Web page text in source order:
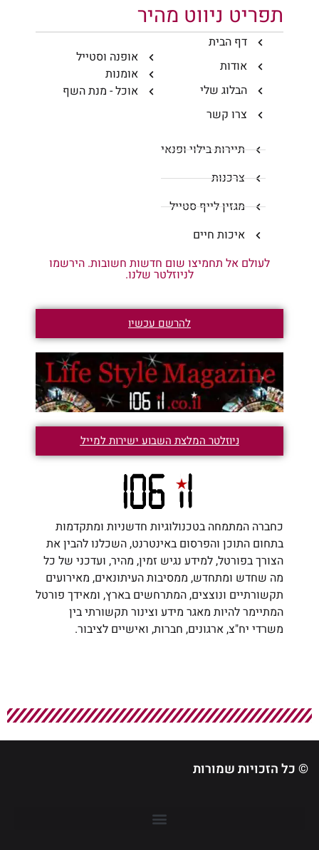
תפריט ניווט מהיר
דף הבית
אודות
הבלוג שלי
צרו קשר
אופנה וסטייל
אומנות
אוכל - מנת השף
תיירות בילוי ופנאי
צרכנות
מגזין לייף סטייל
איכות חיים
לעולם אל תחמיצו שום חדשות חשובות. הירשמו
לניוזלטר שלנו.
להרשם עכשיו
ניוזלטר המלצת השבוע ישירות למייל
כחברה המתמחה בטכנולוגיות חדשניות ומתקדמות
בתחום התוכן והפרסום באינטרנט, השכלנו להבין את
הצורך בפורטל, למידע נגיש זמין, מהיר, ועדכני של כל
מה שחדש ומתחדש, ממסיבות העיתונאים, מאירועים
תקשורתיים ונוצצים, המתרחשים בארץ, ומאידך פורטל
המתיימר להיות מאגר מידע וצינור תקשורתי בין
משרדי יח"צ, ארגונים, חברות, ואישיים לציבור.
© כל הזכויות שמורות